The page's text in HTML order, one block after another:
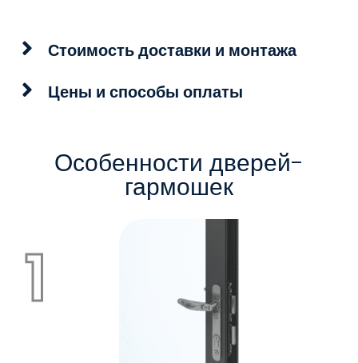
Стоимость доставки и монтажа
Цены и способы оплаты
Особенности дверей-
гармошек
1